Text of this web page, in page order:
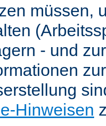
müssen,
- und
Hinweisen